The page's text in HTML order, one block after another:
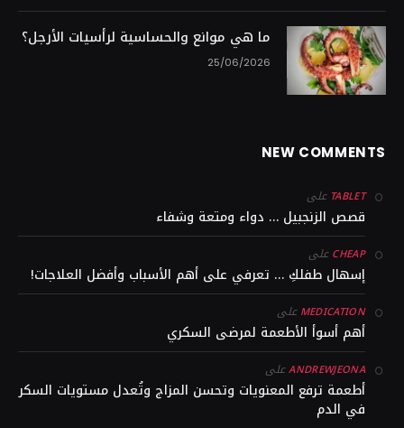
ما هي موانع والحساسية لرأسيات الأرجل؟
25/06/2026
NEW COMMENTS
TABLET على
قصص الزنجبيل … دواء ومتعة وشفاء
CHEAPعلى
إسهال طفلكِ … تعرفي على أهم الأسباب وأفضل العلاجات!
MEDICATIONعلى
أهم أسوأ الأطعمة لمرضى السكري
ANDREWJEONAعلى
أطعمة ترفع المعنويات وتحسن المزاج وتُعدل مستويات السكر
في الدم